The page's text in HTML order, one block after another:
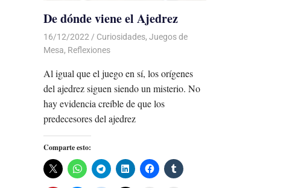
De dónde viene el Ajedrez
16/12/2022 De todo un Poco
Curiosidades, Juegos de
Mesa, Reflexiones
Al igual que el juego en sí, los orígenes
del ajedrez siguen siendo un misterio. No
hay evidencia creíble de que los
predecesores del ajedrez
Comparte esto: